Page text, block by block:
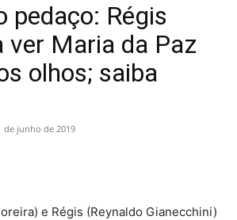
pedaço: Régis
ver Maria da Paz
olhos; saiba
de junho de 2019
e Régis (Reynaldo Gianecchini)